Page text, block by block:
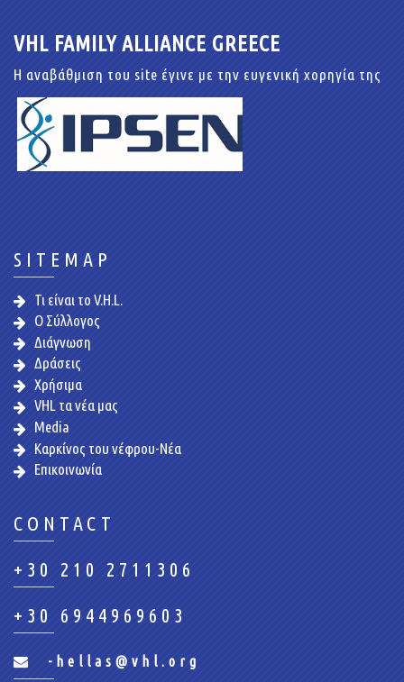
VHL FAMILY ALLIANCE GREECE
Η αναβάθμιση του site έγινε με την ευγενική χορηγία της
SITEMAP
Τι είναι το V.H.L.
Ο Σύλλογος
Διάγνωση
Δράσεις
Χρήσιμα
VHL τα νέα μας
Media
Καρκίνος του νέφρου-Νέα
Επικοινωνία
CONTACT
+30 210 2711306
+30 6944969603
-hellas@vhl.org